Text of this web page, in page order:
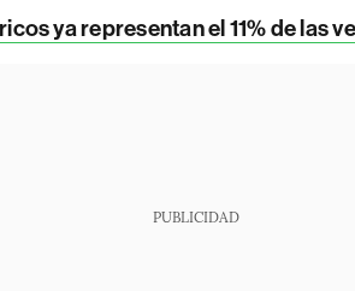
ya representan el 11% de las
PUBLICIDAD